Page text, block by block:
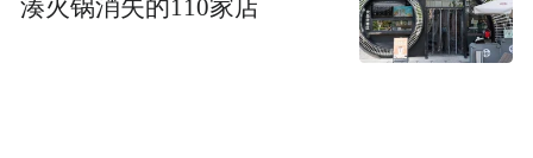
湊火锅消失的110家店